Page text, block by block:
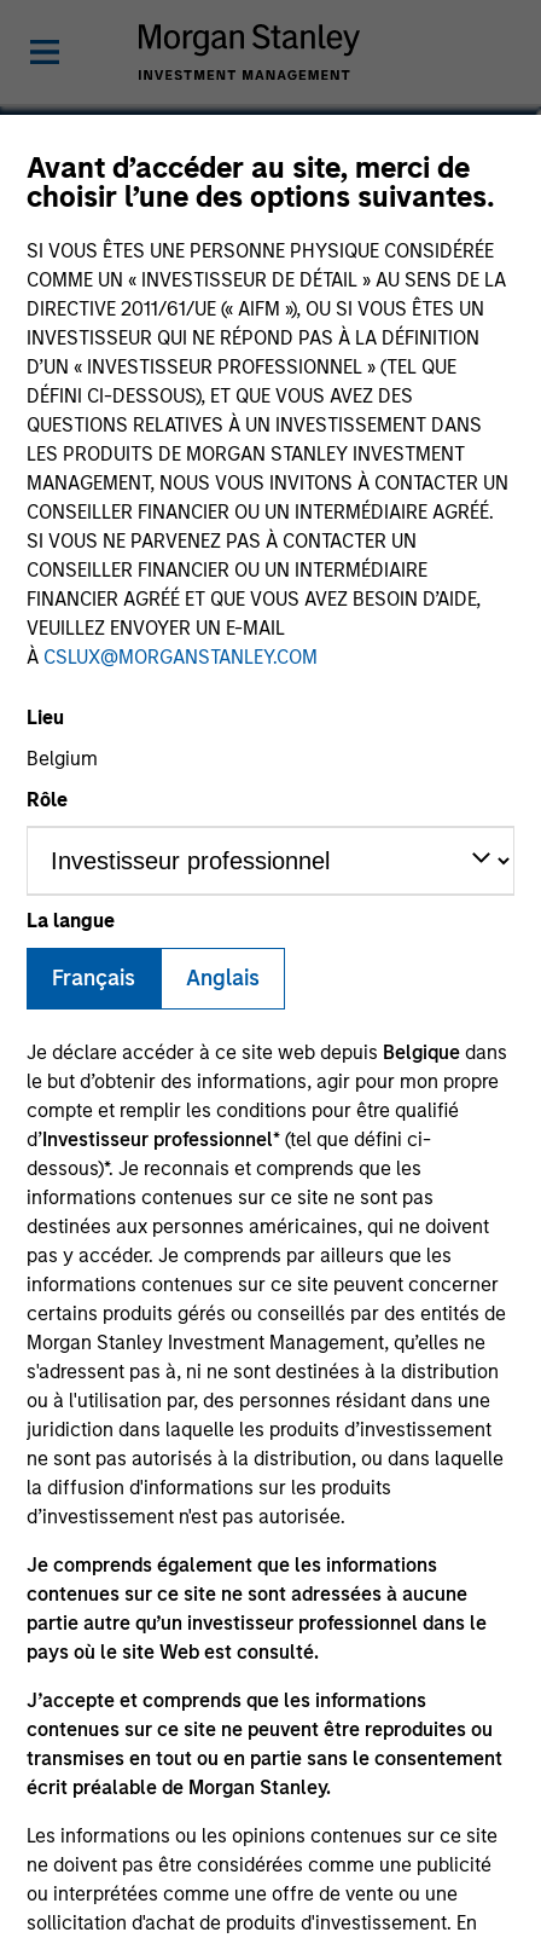
Avant d’accéder au site, merci de
choisir l’une des options suivantes.
SI VOUS ÊTES UNE PERSONNE PHYSIQUE CONSIDÉRÉE
COMME UN « INVESTISSEUR DE DÉTAIL » AU SENS DE LA
DIRECTIVE 2011/61/UE (« AIFM »), OU SI VOUS ÊTES UN
INVESTISSEUR QUI NE RÉPOND PAS À LA DÉFINITION
D’UN « INVESTISSEUR PROFESSIONNEL » (TEL QUE
DÉFINI CI-DESSOUS), ET QUE VOUS AVEZ DES
QUESTIONS RELATIVES À UN INVESTISSEMENT DANS
LES PRODUITS DE MORGAN STANLEY INVESTMENT
MANAGEMENT, NOUS VOUS INVITONS À CONTACTER UN
CONSEILLER FINANCIER OU UN INTERMÉDIAIRE AGRÉÉ.
SI VOUS NE PARVENEZ PAS À CONTACTER UN
CONSEILLER FINANCIER OU UN INTERMÉDIAIRE
FINANCIER AGRÉÉ ET QUE VOUS AVEZ BESOIN D’AIDE,
VEUILLEZ ENVOYER UN E-MAIL
À CSLUX@MORGANSTANLEY.COM
Lieu
Belgium
Rôle
La langue
Français Anglais
Je déclare accéder à ce site web depuis Belgique dans
le but d’obtenir des informations, agir pour mon propre
compte et remplir les conditions pour être qualifié
d’Investisseur professionnel* (tel que défini ci-
dessous)*. Je reconnais et comprends que les
informations contenues sur ce site ne sont pas
destinées aux personnes américaines, qui ne doivent
pas y accéder. Je comprends par ailleurs que les
informations contenues sur ce site peuvent concerner
certains produits gérés ou conseillés par des entités de
Morgan Stanley Investment Management, qu’elles ne
s'adressent pas à, ni ne sont destinées à la distribution
ou à l'utilisation par, des personnes résidant dans une
juridiction dans laquelle les produits d’investissement
ne sont pas autorisés à la distribution, ou dans laquelle
la diffusion d'informations sur les produits
d’investissement n'est pas autorisée.
Je comprends également que les informations
contenues sur ce site ne sont adressées à aucune
partie autre qu’un investisseur professionnel dans le
pays où le site Web est consulté.
J’accepte et comprends que les informations
contenues sur ce site ne peuvent être reproduites ou
transmises en tout ou en partie sans le consentement
écrit préalable de Morgan Stanley.
Les informations ou les opinions contenues sur ce site
ne doivent pas être considérées comme une publicité
ou interprétées comme une offre de vente ou une
sollicitation d'achat de produits d'investissement. En
Jackie Ramkumar
Executive Director, Portfolio Specialist
Years
TEAM
Eaton Vance Equity Team
Jackie is an executive director of Morgan Stanley.
She is an equity portfolio specialist working with
the Eaton Vance Equity teams, responsible for
driving investment strategy and business growth.
She joined Eaton Vance in 2022. Morgan Stanley
acquired Eaton Vance in March 2021. Jackie began
her career in the investment management industry
in 2011. Before joining Eaton Vance, she worked at
BlackRock as an investment strategist covering
index equity products, and prior to that, was a
member of its institutional product engagement
group, leading sales enablement and product
marketing efforts for active fixed-income
strategies. Jackie earned a B.S. from the New York
University Leonard N. Stern School of Business.
Team Insights
ARTICLE